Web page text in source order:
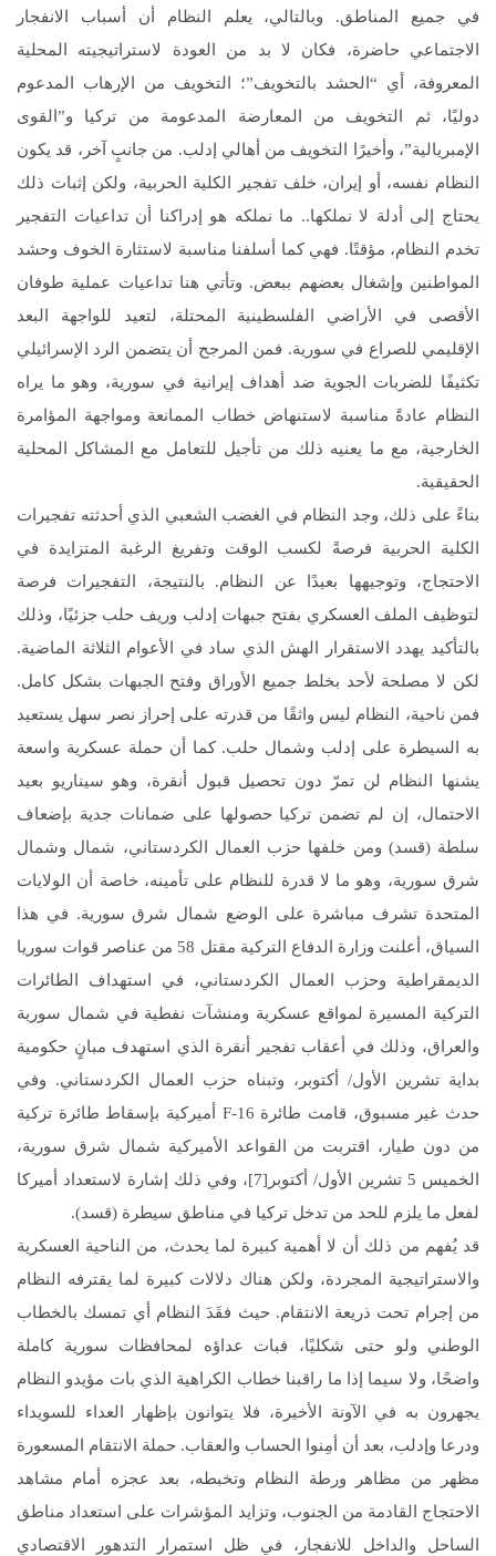
في جميع المناطق. وبالتالي، يعلم النظام أن أسباب الانفجار
الاجتماعي حاضرة، فكان لا بد من العودة لاستراتيجيته المحلية
المعروفة، أي “الحشد بالتخويف”؛ التخويف من الإرهاب المدعوم
دوليًا، ثم التخويف من المعارضة المدعومة من تركيا و”القوى
الإمبريالية”، وأخيرًا التخويف من أهالي إدلب. من جانبٍ آخر، قد يكون
النظام نفسه، أو إيران، خلف تفجير الكلية الحربية، ولكن إثبات ذلك
يحتاج إلى أدلة لا نملكها.. ما نملكه هو إدراكنا أن تداعيات التفجير
تخدم النظام، مؤقتًا. فهي كما أسلفنا مناسبة لاستثارة الخوف وحشد
المواطنين وإشغال بعضهم ببعض. وتأتي هنا تداعيات عملية طوفان
الأقصى في الأراضي الفلسطينية المحتلة، لتعيد للواجهة البعد
الإقليمي للصراع في سورية. فمن المرجح أن يتضمن الرد الإسرائيلي
تكثيفًا للضربات الجوية ضد أهداف إيرانية في سورية، وهو ما يراه
النظام عادةً مناسبة لاستنهاض خطاب الممانعة ومواجهة المؤامرة
الخارجية، مع ما يعنيه ذلك من تأجيل للتعامل مع المشاكل المحلية
الحقيقية.
بناءً على ذلك، وجد النظام في الغضب الشعبي الذي أحدثته تفجيرات
الكلية الحربية فرصةً لكسب الوقت وتفريغ الرغبة المتزايدة في
الاحتجاج، وتوجيهها بعيدًا عن النظام. بالنتيجة، التفجيرات فرصة
لتوظيف الملف العسكري بفتح جبهات إدلب وريف حلب جزئيًا، وذلك
بالتأكيد يهدد الاستقرار الهش الذي ساد في الأعوام الثلاثة الماضية.
لكن لا مصلحة لأحد بخلط جميع الأوراق وفتح الجبهات بشكل كامل.
فمن ناحية، النظام ليس واثقًا من قدرته على إحراز نصر سهل يستعيد
به السيطرة على إدلب وشمال حلب. كما أن حملة عسكرية واسعة
يشنها النظام لن تمرّ دون تحصيل قبول أنقرة، وهو سيناريو بعيد
الاحتمال، إن لم تضمن تركيا حصولها على ضمانات جدية بإضعاف
سلطة (قسد) ومن خلفها حزب العمال الكردستاني، شمال وشمال
شرق سورية، وهو ما لا قدرة للنظام على تأمينه، خاصة أن الولايات
المتحدة تشرف مباشرة على الوضع شمال شرق سورية. في هذا
السياق، أعلنت وزارة الدفاع التركية مقتل 58 من عناصر قوات سوريا
الديمقراطية وحزب العمال الكردستاني، في استهداف الطائرات
التركية المسيرة لمواقع عسكرية ومنشآت نفطية في شمال سورية
والعراق، وذلك في أعقاب تفجير أنقرة الذي استهدف مبانٍ حكومية
بداية تشرين الأول/ أكتوبر، وتبناه حزب العمال الكردستاني. وفي
حدث غير مسبوق، قامت طائرة F-16 أميركية بإسقاط طائرة تركية
من دون طيار، اقتربت من القواعد الأميركية شمال شرق سورية،
الخميس 5 تشرين الأول/ أكتوبر[7]، وفي ذلك إشارة لاستعداد أميركا
لفعل ما يلزم للحد من تدخل تركيا في مناطق سيطرة (قسد).
قد يُفهم من ذلك أن لا أهمية كبيرة لما يحدث، من الناحية العسكرية
والاستراتيجية المجردة، ولكن هناك دلالات كبيرة لما يقترفه النظام
من إجرام تحت ذريعة الانتقام. حيث فقَدَ النظام أي تمسك بالخطاب
الوطني ولو حتى شكليًا، فبات عداؤه لمحافظات سورية كاملة
واضحًا، ولا سيما إذا ما راقبنا خطاب الكراهية الذي بات مؤيدو النظام
يجهرون به في الآونة الأخيرة، فلا يتوانون بإظهار العداء للسويداء
ودرعا وإدلب، بعد أن أمِنوا الحساب والعقاب. حملة الانتقام المسعورة
مظهر من مظاهر ورطة النظام وتخبطه، بعد عجزه أمام مشاهد
الاحتجاج القادمة من الجنوب، وتزايد المؤشرات على استعداد مناطق
الساحل والداخل للانفجار، في ظل استمرار التدهور الاقتصادي